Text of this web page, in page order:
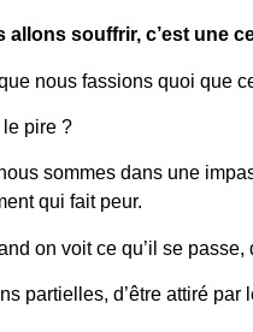
allons souffrir, c’est une
nous fassions quoi que
pire ?
sommes dans une
qui fait peur.
on voit ce qu’il se
partielles, d’être attiré